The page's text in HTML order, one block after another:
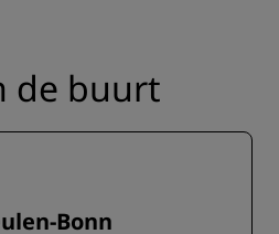
de buurt
Bonn